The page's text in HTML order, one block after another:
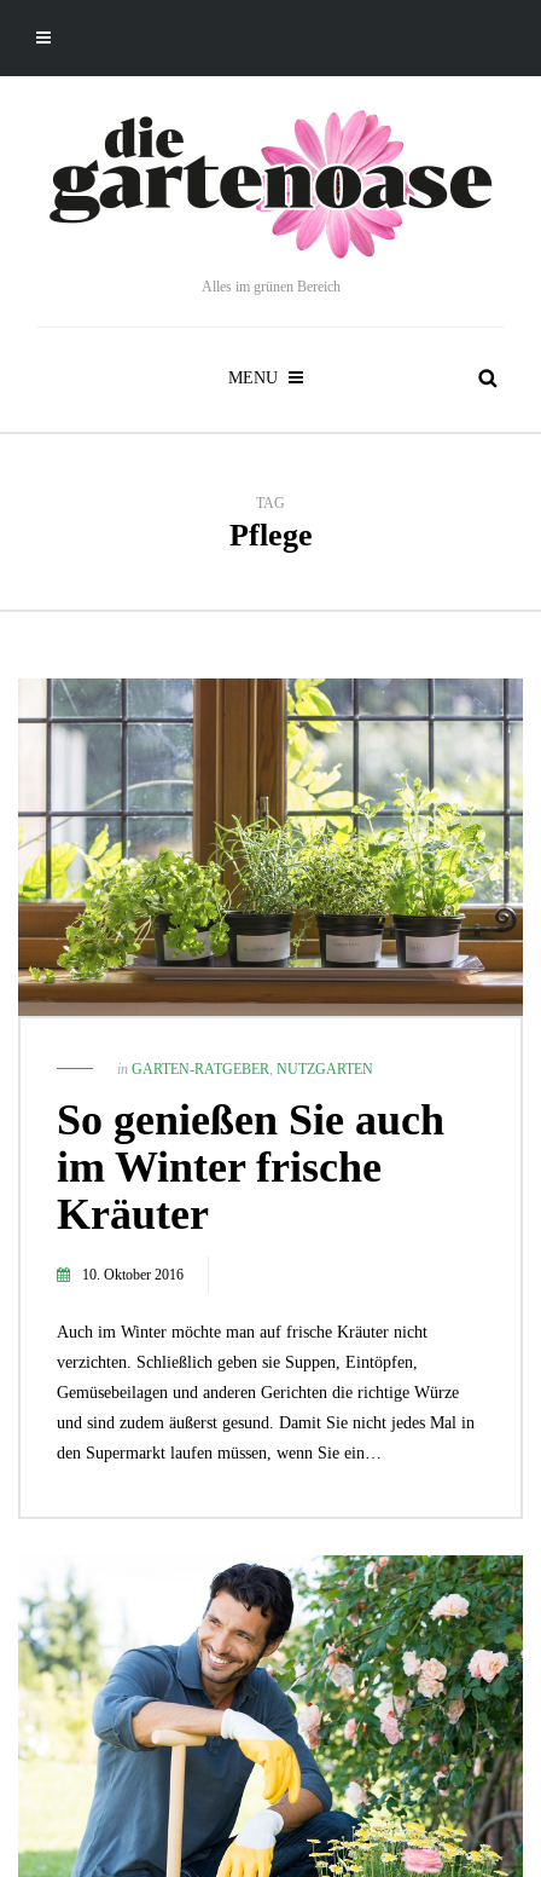
Alles im grünen Bereich
MENU
TAG
Pflege
in GARTEN-RATGEBER NUTZGARTEN
So genießen Sie auch
im Winter frische
Kräuter
10. Oktober 2016
Auch im Winter möchte man auf frische Kräuter nicht
verzichten. Schließlich geben sie Suppen, Eintöpfen,
Gemüsebeilagen und anderen Gerichten die richtige Würze
und sind zudem äußerst gesund. Damit Sie nicht jedes Mal in
den Supermarkt laufen müssen, wenn Sie ein…